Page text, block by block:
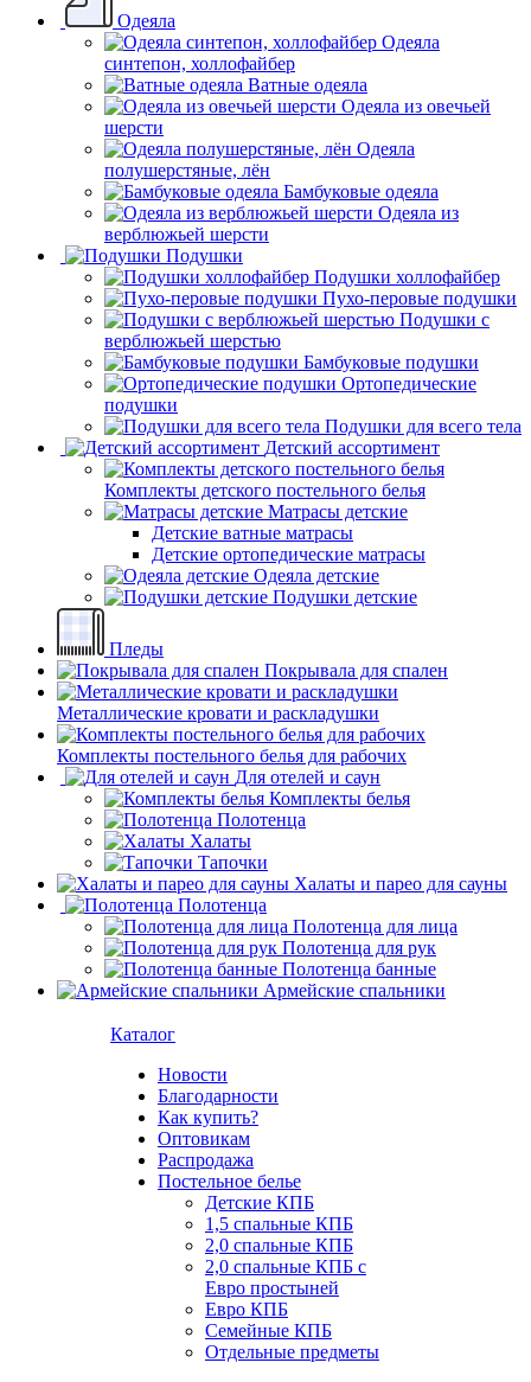
Одеяла
Одеяла
синтепон, холлофайбер
Ватные одеяла
Одеяла из овечьей
шерсти
Одеяла
полушерстяные, лён
Бамбуковые одеяла
Одеяла из
верблюжьей шерсти
Подушки
Подушки холлофайбер
Пухо-перовые подушки
Подушки с
верблюжьей шерстью
Бамбуковые подушки
Ортопедические
подушки
Подушки для всего тела
Детский ассортимент
Комплекты детского постельного белья
Матрасы детские
Детские ватные матрасы
Детские ортопедические матрасы
Одеяла детские
Подушки детские
Пледы
Покрывала для спален
Металлические кровати и раскладушки
Комплекты постельного белья для рабочих
Для отелей и саун
Комплекты белья
Полотенца
Халаты
Тапочки
Халаты и парео для сауны
Полотенца
Полотенца для лица
Полотенца для рук
Полотенца банные
Армейские спальники
Каталог
Новости
Благодарности
Как купить?
Оптовикам
Распродажа
Постельное белье
Детские КПБ
1,5 спальные КПБ
2,0 спальные КПБ
2,0 спальные КПБ с
Евро простыней
Евро КПБ
Семейные КПБ
Отдельные предметы